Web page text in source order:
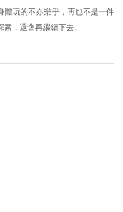
體玩的不亦樂乎，再也不是一件
，還會再繼續下去。